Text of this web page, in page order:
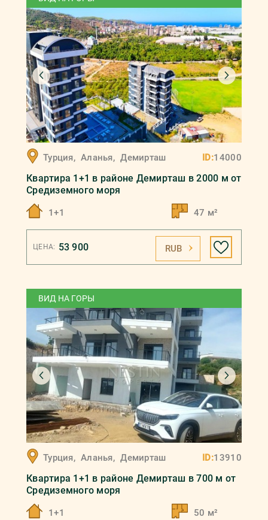
Турция, Аланья, Демирташ ID:14000
Квартира 1+1 в районе Демирташ в 2000 м от
Средиземного моря
1+1 47 м²
ЦЕНА: 53 900 RUB
ВИД НА ГОРЫ
Турция, Аланья, Демирташ ID:13910
Квартира 1+1 в районе Демирташ в 700 м от
Средиземного моря
1+1 50 м²